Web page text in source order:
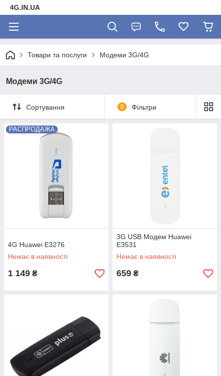
4G.IN.UA
Товари та послуги Модеми 3G/4G
Модеми 3G/4G
Сортування 0 Фільтри
РАСПРОДАЖА
4G Huawei E3276
Немає в наявності
1 149 ₴
3G USB Модем Huawei
E3531
Немає в наявності
659 ₴